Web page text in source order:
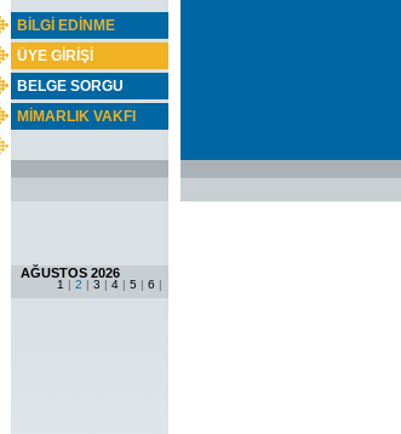
BİLGİ EDİNME
ÜYE GİRİŞİ
BELGE SORGU
MİMARLIK VAKFI
AĞUSTOS 2026
1 | 2 | 3 | 4 | 5 | 6 |